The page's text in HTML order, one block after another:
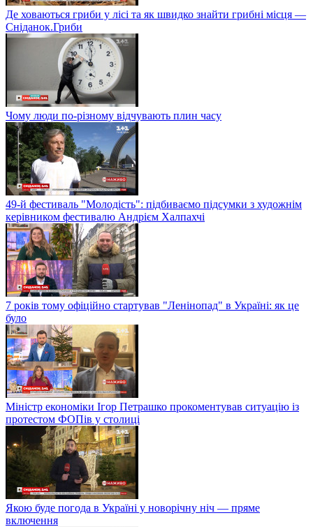
Де ховаються гриби у лісі та як швидко знайти грибні місця —
Сніданок.Гриби
Чому люди по-різному відчувають плин часу
49-й фестиваль "Молодість": підбиваємо підсумки з художнім
керівником фестивалю Андрієм Халпахчі
7 років тому офіційно стартував "Ленінопад" в Україні: як це
було
Міністр економіки Ігор Петрашко прокоментував ситуацію із
протестом ФОПів у столиці
Якою буде погода в Україні у новорічну ніч — пряме
включення